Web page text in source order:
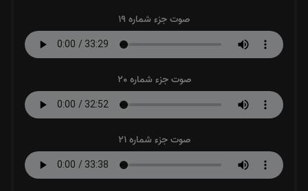
صوت جزء شماره 19
صوت جزء شماره 20
صوت جزء شماره 21